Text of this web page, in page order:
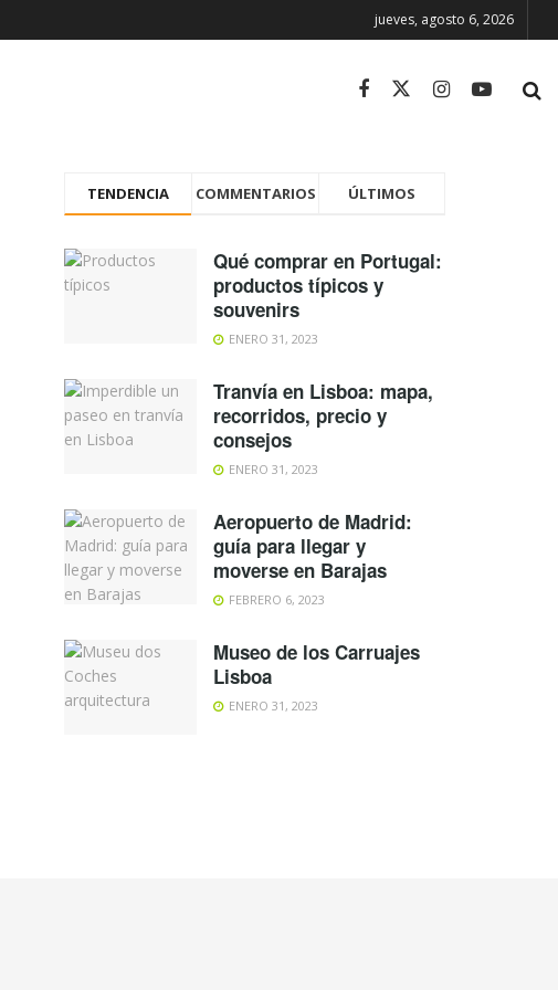
jueves, agosto 6, 2026
TENDENCIA COMMENTARIOS ÚLTIMOS
Qué comprar en Portugal:
productos típicos y
souvenirs
ENERO 31, 2023
Tranvía en Lisboa: mapa,
recorridos, precio y
consejos
ENERO 31, 2023
Aeropuerto de Madrid:
guía para llegar y
moverse en Barajas
FEBRERO 6, 2023
Museo de los Carruajes
Lisboa
ENERO 31, 2023